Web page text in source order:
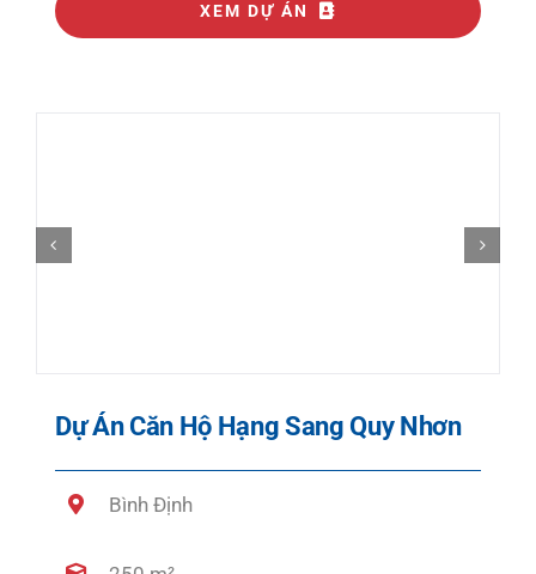
XEM DỰ ÁN
Dự Án Căn Hộ Hạng Sang Quy Nhơn
Bình Định